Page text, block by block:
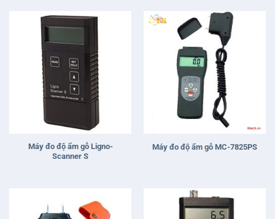
Máy đo độ ẩm gỗ Ligno-
Scanner S
Máy đo độ ẩm gỗ MC-7825PS